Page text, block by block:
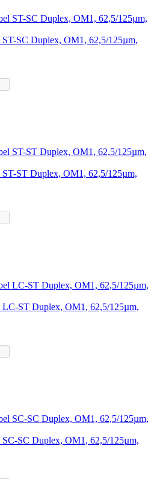
SC Duplex, OM1, 62,5/125µm,
ST Duplex, OM1, 62,5/125µm,
ST Duplex, OM1, 62,5/125µm,
SC Duplex, OM1, 62,5/125µm,